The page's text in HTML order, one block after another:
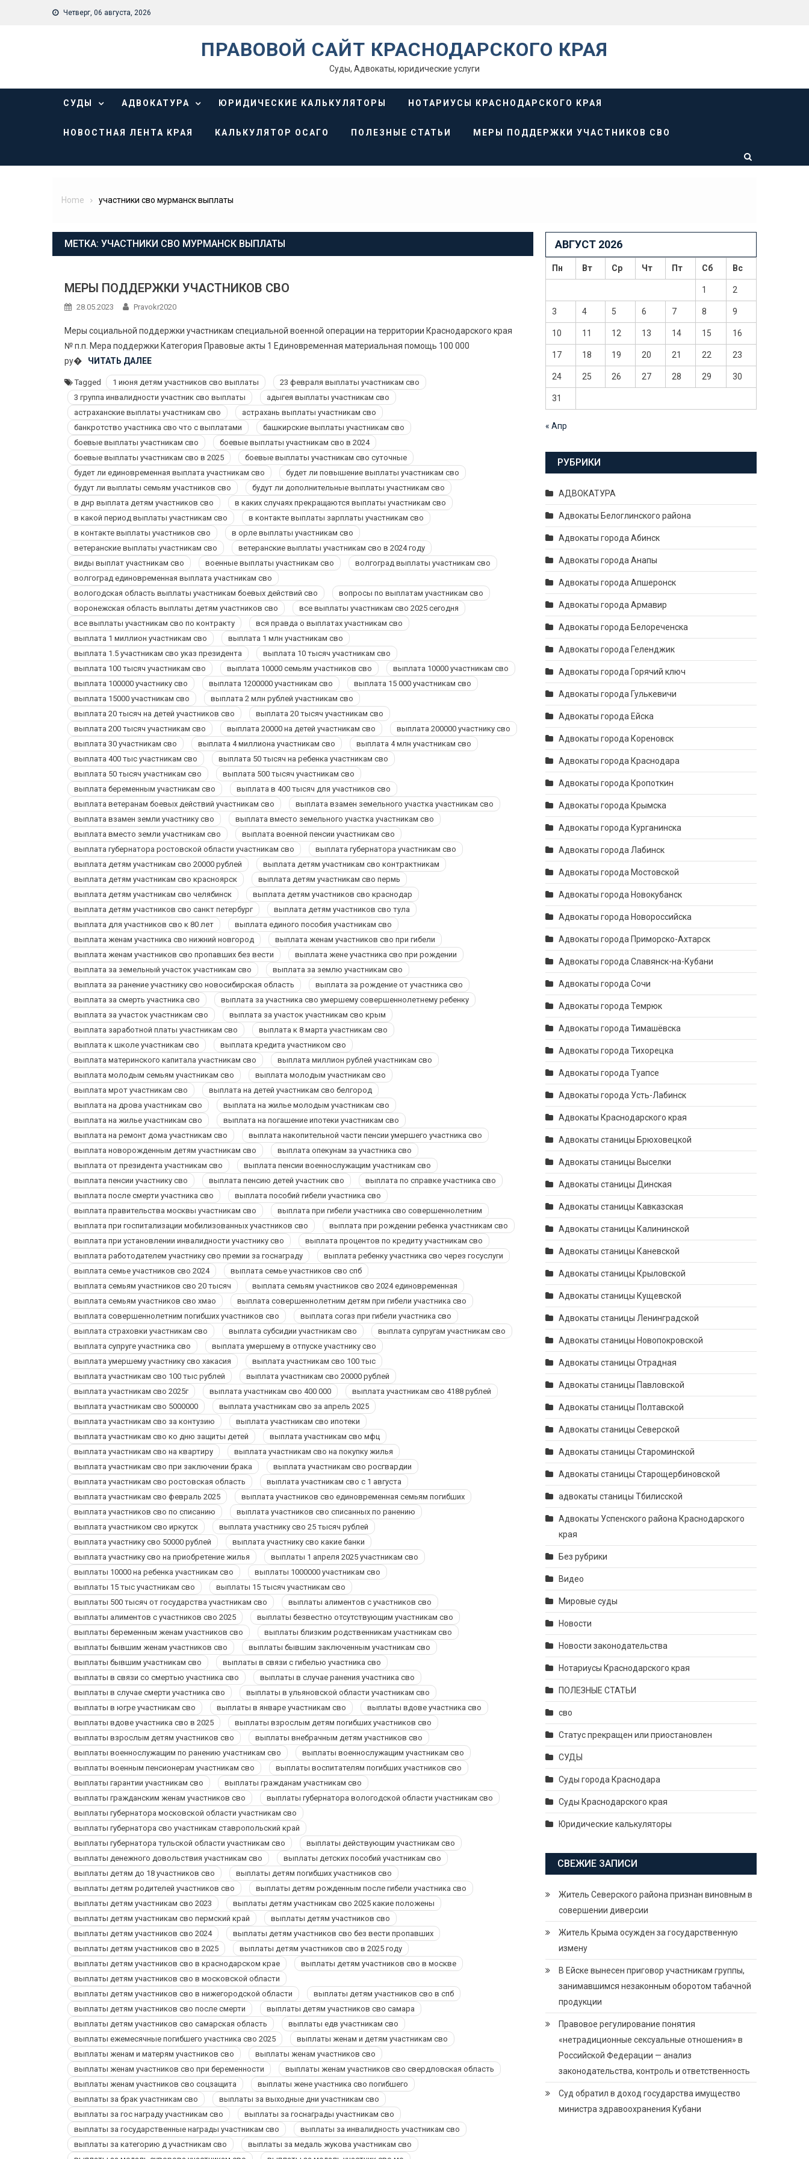
Четверг, 06 августа, 2026
ПРАВОВОЙ САЙТ КРАСНОДАРСКОГО КРАЯ
Суды, Адвокаты, юридические услуги
СУДЫ АДВОКАТУРА ЮРИДИЧЕСКИЕ КАЛЬКУЛЯТОРЫ НОТАРИУСЫ КРАСНОДАРСКОГО КРАЯ
НОВОСТНАЯ ЛЕНТА КРАЯ КАЛЬКУЛЯТОР ОСАГО ПОЛЕЗНЫЕ СТАТЬИ МЕРЫ ПОДДЕРЖКИ УЧАСТНИКОВ СВО
Home участники сво мурманск выплаты
МЕТКА: УЧАСТНИКИ СВО МУРМАНСК ВЫПЛАТЫ
МЕРЫ ПОДДЕРЖКИ УЧАСТНИКОВ СВО
28.05.2023 Pravokr2020
Меры социальной поддержки участникам специальной военной операции на территории Краснодарского края
№ п.п. Мера поддержки Категория Правовые акты 1 Единовременная материальная помощь 100 000
ру�
ЧИТАТЬ ДАЛЕЕ
Tagged 1 июня детям участников сво выплаты
23 февраля выплаты участникам сво
3 группа инвалидности участник сво выплаты
адыгея выплаты участникам сво
астраханские выплаты участникам сво
астрахань выплаты участникам сво
банкротство участника сво что с выплатами
башкирские выплаты участникам сво
боевые выплаты участникам сво
боевые выплаты участникам сво в 2024
боевые выплаты участникам сво в 2025
боевые выплаты участникам сво суточные
будет ли единовременная выплата участникам сво
будет ли повышение выплаты участникам сво
будут ли выплаты семьям участников сво
будут ли дополнительные выплаты участникам сво
в днр выплата детям участников сво
в каких случаях прекращаются выплаты участникам сво
в какой период выплаты участникам сво
в контакте выплаты зарплаты участникам сво
в контакте выплаты участников сво
в орле выплаты участникам сво
ветеранские выплаты участникам сво
ветеранские выплаты участникам сво в 2024 году
виды выплат участникам сво
военные выплаты участникам сво
волгоград выплаты участникам сво
волгоград единовременная выплата участникам сво
вологодская область выплаты участникам боевых действий сво
вопросы по выплатам участникам сво
воронежская область выплаты детям участников сво
все выплаты участникам сво 2025 сегодня
все выплаты участникам сво по контракту
вся правда о выплатах участникам сво
выплата 1 миллион участникам сво
выплата 1 млн участникам сво
выплата 1.5 участникам сво указ президента
выплата 10 тысяч участникам сво
выплата 100 тысяч участникам сво
выплата 10000 семьям участников сво
выплата 10000 участникам сво
выплата 100000 участнику сво
выплата 1200000 участникам сво
выплата 15 000 участникам сво
выплата 15000 участникам сво
выплата 2 млн рублей участникам сво
выплата 20 тысяч на детей участников сво
выплата 20 тысяч участникам сво
выплата 200 тысяч участникам сво
выплата 20000 на детей участникам сво
выплата 200000 участнику сво
выплата 30 участникам сво
выплата 4 миллиона участникам сво
выплата 4 млн участникам сво
выплата 400 тыс участникам сво
выплата 50 тысяч на ребенка участникам сво
выплата 50 тысяч участникам сво
выплата 500 тысяч участникам сво
выплата беременным участникам сво
выплата в 400 тысяч для участников сво
выплата ветеранам боевых действий участникам сво
выплата взамен земельного участка участникам сво
выплата взамен земли участнику сво
выплата вместо земельного участка участникам сво
выплата вместо земли участникам сво
выплата военной пенсии участникам сво
выплата губернатора ростовской области участникам сво
выплата губернатора участникам сво
выплата детям участникам сво 20000 рублей
выплата детям участникам сво контрактникам
выплата детям участникам сво красноярск
выплата детям участникам сво пермь
выплата детям участникам сво челябинск
выплата детям участников сво краснодар
выплата детям участников сво санкт петербург
выплата детям участников сво тула
выплата для участников сво к 80 лет
выплата единого пособия участникам сво
выплата женам участника сво нижний новгород
выплата женам участников сво при гибели
выплата женам участников сво пропавших без вести
выплата жене участника сво при рождении
выплата за земельный участок участникам сво
выплата за землю участникам сво
выплата за ранение участнику сво новосибирская область
выплата за рождение от участника сво
выплата за смерть участника сво
выплата за участника сво умершему совершеннолетнему ребенку
выплата за участок участникам сво
выплата за участок участникам сво крым
выплата заработной платы участникам сво
выплата к 8 марта участникам сво
выплата к школе участникам сво
выплата кредита участником сво
выплата материнского капитала участникам сво
выплата миллион рублей участникам сво
выплата молодым семьям участникам сво
выплата молодым участникам сво
выплата мрот участникам сво
выплата на детей участникам сво белгород
выплата на дрова участникам сво
выплата на жилье молодым участникам сво
выплата на жилье участникам сво
выплата на погашение ипотеки участникам сво
выплата на ремонт дома участникам сво
выплата накопительной части пенсии умершего участника сво
выплата новорожденным детям участникам сво
выплата опекунам за участника сво
выплата от президента участникам сво
выплата пенсии военнослужащим участникам сво
выплата пенсии участнику сво
выплата пенсию детей участник сво
выплата по справке участника сво
выплата после смерти участника сво
выплата пособий гибели участника сво
выплата правительства москвы участникам сво
выплата при гибели участника сво совершеннолетним
выплата при госпитализации мобилизованных участников сво
выплата при рождении ребенка участникам сво
выплата при установлении инвалидности участнику сво
выплата процентов по кредиту участникам сво
выплата работодателем участнику сво премии за госнаграду
выплата ребенку участника сво через госуслуги
выплата семье участников сво 2024
выплата семье участников сво спб
выплата семьям участников сво 20 тысяч
выплата семьям участников сво 2024 единовременная
выплата семьям участников сво хмао
выплата совершеннолетним детям при гибели участника сво
выплата совершеннолетним погибших участников сво
выплата согаз при гибели участника сво
выплата страховки участникам сво
выплата субсидии участникам сво
выплата супругам участникам сво
выплата супруге участника сво
выплата умершему в отпуске участнику сво
выплата умершему участнику сво хакасия
выплата участникам сво 100 тыс
выплата участникам сво 100 тыс рублей
выплата участникам сво 20000 рублей
выплата участникам сво 2025г
выплата участникам сво 400 000
выплата участникам сво 4188 рублей
выплата участникам сво 5000000
выплата участникам сво за апрель 2025
выплата участникам сво за контузию
выплата участникам сво ипотеки
выплата участникам сво ко дню защиты детей
выплата участникам сво мфц
выплата участникам сво на квартиру
выплата участникам сво на покупку жилья
выплата участникам сво при заключении брака
выплата участникам сво росгвардии
выплата участникам сво ростовская область
выплата участникам сво с 1 августа
выплата участникам сво февраль 2025
выплата участников сво единовременная семьям погибших
выплата участников сво по списанию
выплата участников сво списанных по ранению
выплата участником сво иркутск
выплата участнику сво 25 тысяч рублей
выплата участнику сво 50000 рублей
выплата участнику сво какие банки
выплата участнику сво на приобретение жилья
выплаты 1 апреля 2025 участникам сво
выплаты 10000 на ребенка участникам сво
выплаты 1000000 участникам сво
выплаты 15 тыс участникам сво
выплаты 15 тысяч участникам сво
выплаты 500 тысяч от государства участникам сво
выплаты алиментов с участников сво
выплаты алиментов с участников сво 2025
выплаты безвестно отсутствующим участникам сво
выплаты беременным женам участников сво
выплаты близким родственникам участникам сво
выплаты бывшим женам участников сво
выплаты бывшим заключенным участникам сво
выплаты бывшим участникам сво
выплаты в связи с гибелью участника сво
выплаты в связи со смертью участника сво
выплаты в случае ранения участника сво
выплаты в случае смерти участника сво
выплаты в ульяновской области участникам сво
выплаты в югре участникам сво
выплаты в январе участникам сво
выплаты вдове участника сво
выплаты вдове участника сво в 2025
выплаты взрослым детям погибших участников сво
выплаты взрослым детям участников сво
выплаты внебрачным детям участников сво
выплаты военнослужащим по ранению участникам сво
выплаты военнослужащим участникам сво
выплаты военным пенсионерам участникам сво
выплаты воспитателям погибших участников сво
выплаты гарантии участникам сво
выплаты гражданам участникам сво
выплаты гражданским женам участников сво
выплаты губернатора вологодской области участникам сво
выплаты губернатора московской области участникам сво
выплаты губернатора сво участникам ставропольский край
выплаты губернатора тульской области участникам сво
выплаты действующим участникам сво
выплаты денежного довольствия участникам сво
выплаты детских пособий участникам сво
выплаты детям до 18 участников сво
выплаты детям погибших участников сво
выплаты детям родителей участников сво
выплаты детям рожденным после гибели участника сво
выплаты детям участникам сво 2023
выплаты детям участникам сво 2025 какие положены
выплаты детям участникам сво пермский край
выплаты детям участников сво
выплаты детям участников сво 2024
выплаты детям участников сво без вести пропавших
выплаты детям участников сво в 2025
выплаты детям участников сво в 2025 году
выплаты детям участников сво в краснодарском крае
выплаты детям участников сво в москве
выплаты детям участников сво в московской области
выплаты детям участников сво в нижегородской области
выплаты детям участников сво в спб
выплаты детям участников сво после смерти
выплаты детям участников сво самара
выплаты детям участников сво самарская область
выплаты едв участникам сво
выплаты ежемесячные погибшего участника сво 2025
выплаты женам и детям участникам сво
выплаты женам и матерям участников сво
выплаты женам участников сво
выплаты женам участников сво при беременности
выплаты женам участников сво свердловская область
выплаты женам участников сво соцзащита
выплаты жене участника сво погибшего
выплаты за брак участникам сво
выплаты за выходные дни участникам сво
выплаты за гос награду участникам сво
выплаты за госнаграды участникам сво
выплаты за государственные награды участникам сво
выплаты за инвалидность участникам сво
выплаты за категорию д участникам сво
выплаты за медаль жукова участникам сво
АВГУСТ 2026
Пн Вт Ср Чт Пт Сб Вс
1 2
3 4 5 6 7 8 9
10 11 12 13 14 15 16
17 18 19 20 21 22 23
24 25 26 27 28 29 30
31
« Апр
РУБРИКИ
АДВОКАТУРА
Адвокаты Белоглинского района
Адвокаты города Абинск
Адвокаты города Анапы
Адвокаты города Апшеронск
Адвокаты города Армавир
Адвокаты города Белореченска
Адвокаты города Геленджик
Адвокаты города Горячий ключ
Адвокаты города Гулькевичи
Адвокаты города Ейска
Адвокаты города Кореновск
Адвокаты города Краснодара
Адвокаты города Кропоткин
Адвокаты города Крымска
Адвокаты города Курганинска
Адвокаты города Лабинск
Адвокаты города Мостовской
Адвокаты города Новокубанск
Адвокаты города Новороссийска
Адвокаты города Приморско-Ахтарск
Адвокаты города Славянск-на-Кубани
Адвокаты города Сочи
Адвокаты города Темрюк
Адвокаты города Тимашёвска
Адвокаты города Тихорецка
Адвокаты города Туапсе
Адвокаты города Усть-Лабинск
Адвокаты Краснодарского края
Адвокаты станицы Брюховецкой
Адвокаты станицы Выселки
Адвокаты станицы Динская
Адвокаты станицы Кавказская
Адвокаты станицы Калининской
Адвокаты станицы Каневской
Адвокаты станицы Крыловской
Адвокаты станицы Кущевской
Адвокаты станицы Ленинградской
Адвокаты станицы Новопокровской
Адвокаты станицы Отрадная
Адвокаты станицы Павловской
Адвокаты станицы Полтавской
Адвокаты станицы Северской
Адвокаты станицы Староминской
Адвокаты станицы Старощербиновской
адвокаты станицы Тбилисской
Адвокаты Успенского района Краснодарского
края
Без рубрики
Видео
Мировые суды
Новости
Новости законодательства
Нотариусы Краснодарского края
ПОЛЕЗНЫЕ СТАТЬИ
сво
Статус прекращен или приостановлен
СУДЫ
Суды города Краснодара
Суды Краснодарского края
Юридические калькуляторы
СВЕЖИЕ ЗАПИСИ
Житель Северского района признан виновным в
совершении диверсии
Житель Крыма осужден за государственную
измену
В Ейске вынесен приговор участникам группы,
занимавшимся незаконным оборотом табачной
продукции
Правовое регулирование понятия
«нетрадиционные сексуальные отношения» в
Российской Федерации — анализ
законодательства, контроль и ответственность
Суд обратил в доход государства имущество
министра здравоохранения Кубани